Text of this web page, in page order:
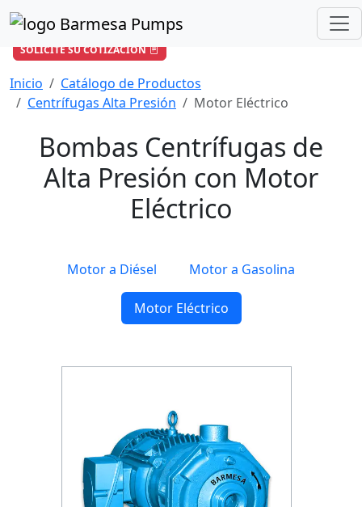
¿Cómo podemos ayudarle?
ventas-co@barmesapumps.com
SOLICITE SU COTIZACIÓN
Inicio
Catálogo de Productos
Centrífugas Alta Presión
Motor Eléctrico
Bombas Centrífugas de
Alta Presión con Motor
Eléctrico
Motor a Diésel Motor a Gasolina
Motor Eléctrico